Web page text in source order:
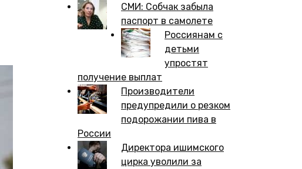
СМИ: Собчак забыла
паспорт в самолете
Россиянам с
детьми
упростят
получение выплат
Производители
предупредили о резком
подорожании пива в
России
Директора ишимского
цирка уволили за